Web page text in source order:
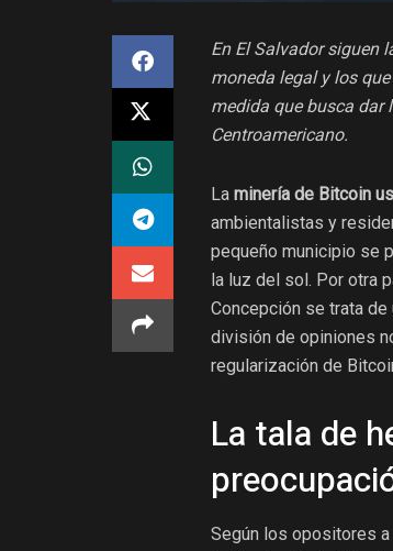
En El Salvador siguen
moneda legal y los
medida que busca dar
Centroamericano.
La minería de Bitcoin
ambientalistas y
pequeño municipio se
la luz del sol. Por otra
Concepción se trata
división de opiniones
regularización de
La tala de
Según los opositores